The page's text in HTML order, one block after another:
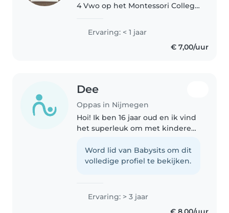
4 Vwo op het Montessori College
zorgzaam, geduldig en flexibel.
En ik ben dol op kinderen!..
Ervaring: < 1 jaar
€ 7,00/uur
Dee
Oppas in Nijmegen
Hoi! Ik ben 16 jaar oud en ik vind
het superleuk om met kinderen
jongere broertjes, waarvan één
gedragsproblemen heeft.
Word lid van Babysits om dit
volledige profiel te bekijken.
Ervaring: > 3 jaar